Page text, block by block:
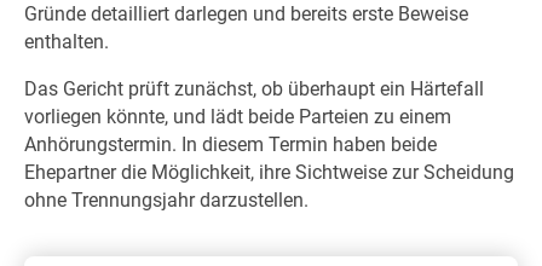
Gründe detailliert darlegen und bereits erste Beweise
enthalten.
Das Gericht prüft zunächst, ob überhaupt ein Härtefall
vorliegen könnte, und lädt beide Parteien zu einem
Anhörungstermin. In diesem Termin haben beide
Ehepartner die Möglichkeit, ihre Sichtweise zur Scheidung
ohne Trennungsjahr darzustellen.